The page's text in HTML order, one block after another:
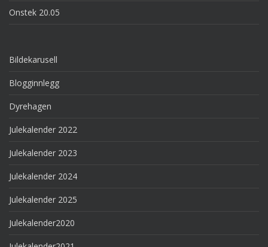
Onstek 20.05
Bildekarusell
Blogginnlegg
Dyrehagen
Julekalender 2022
Julekalender 2023
Julekalender 2024
Julekalender 2025
Julekalender2020